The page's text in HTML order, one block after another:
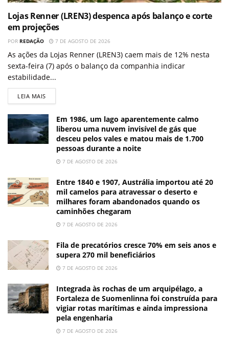
Lojas Renner (LREN3) despenca após balanço e corte
em projeções
POR REDAÇÃO 7 DE AGOSTO DE 2026
As ações da Lojas Renner (LREN3) caem mais de 12% nesta
sexta-feira (7) após o balanço da companhia indicar
estabilidade...
LEIA MAIS
Em 1986, um lago aparentemente calmo
liberou uma nuvem invisível de gás que
desceu pelos vales e matou mais de 1.700
pessoas durante a noite
7 DE AGOSTO DE 2026
Entre 1840 e 1907, Austrália importou até 20
mil camelos para atravessar o deserto e
milhares foram abandonados quando os
caminhões chegaram
7 DE AGOSTO DE 2026
Fila de precatórios cresce 70% em seis anos e
supera 270 mil beneficiários
7 DE AGOSTO DE 2026
Integrada às rochas de um arquipélago, a
Fortaleza de Suomenlinna foi construída para
vigiar rotas marítimas e ainda impressiona
pela engenharia
7 DE AGOSTO DE 2026